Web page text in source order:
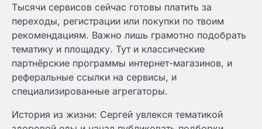
Тысячи сервисов сейчас готовы платить за
переходы, регистрации или покупки по твоим
рекомендациям. Важно лишь грамотно подобрать
тематику и площадку. Тут и классические
партнёрские программы интернет-магазинов, и
реферальные ссылки на сервисы, и
специализированные агрегаторы.
История из жизни: Сергей увлекся тематикой